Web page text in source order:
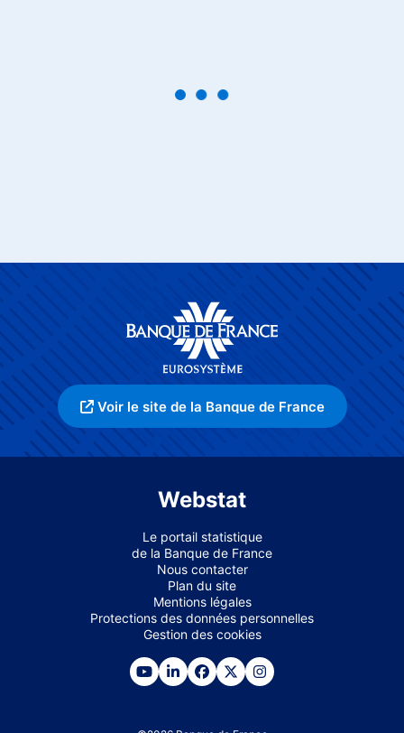
Voir le site de la Banque de France
Webstat
Le portail statistique
de la Banque de France
Nous contacter
Plan du site
Mentions légales
Protections des données personnelles
Gestion des cookies